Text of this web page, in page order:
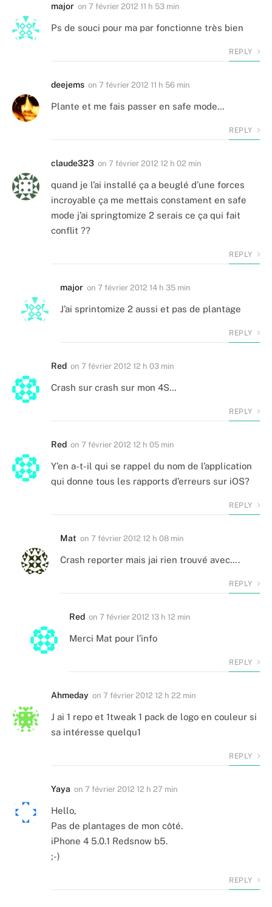
major on 7 février 2012 11 h 53 min
Ps de souci pour ma par fonctionne très bien
REPLY
deejems on 7 février 2012 11 h 56 min
Plante et me fais passer en safe mode…
REPLY
claude323 on 7 février 2012 12 h 02 min
quand je l’ai installé ça a beuglé d’une forces
incroyable ça me mettais constament en safe
mode j’ai springtomize 2 serais ce ça qui fait
conflit ??
REPLY
major on 7 février 2012 14 h 35 min
J’ai sprintomize 2 aussi et pas de plantage
REPLY
Red on 7 février 2012 12 h 03 min
Crash sur crash sur mon 4S…
REPLY
Red on 7 février 2012 12 h 05 min
Y’en a-t-il qui se rappel du nom de l’application
qui donne tous les rapports d’erreurs sur iOS?
REPLY
Mat on 7 février 2012 12 h 08 min
Crash reporter mais jai rien trouvé avec….
REPLY
Red on 7 février 2012 13 h 12 min
Merci Mat pour l’info
REPLY
Ahmeday on 7 février 2012 12 h 22 min
J ai 1 repo et 1tweak 1 pack de logo en couleur si
sa intéresse quelqu1
REPLY
Yaya on 7 février 2012 12 h 27 min
Hello,
Pas de plantages de mon côté.
iPhone 4 5.0.1 Redsnow b5.
;-)
REPLY